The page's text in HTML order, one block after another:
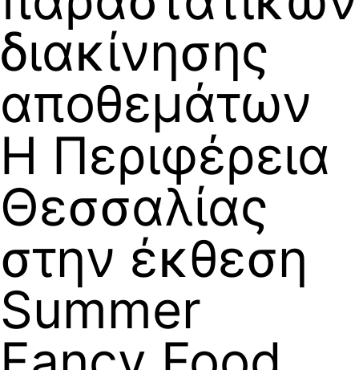
διακίνησης
αποθεμάτων
Η Περιφέρεια
Θεσσαλίας
στην έκθεση
Summer